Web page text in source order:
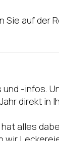
Sie auf der
-infos.
direkt
alles